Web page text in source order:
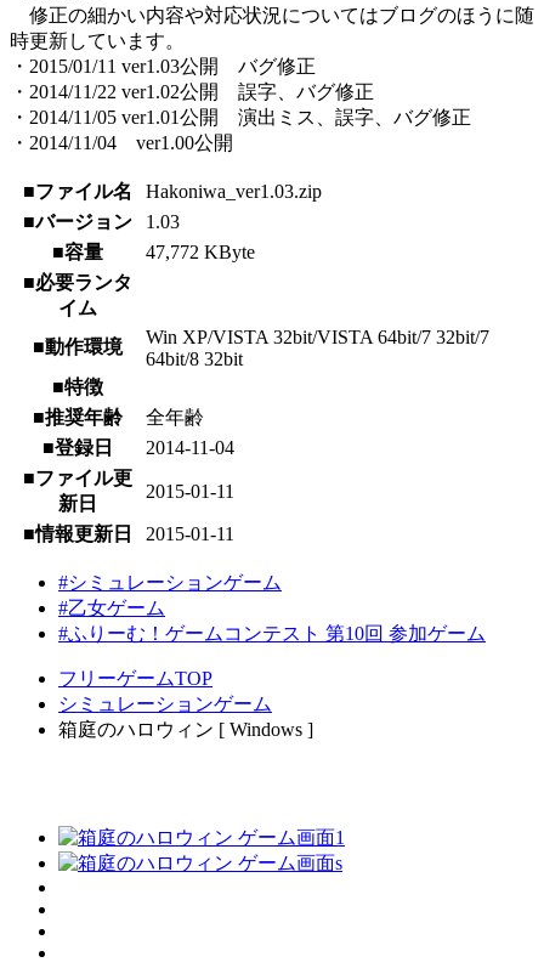
修正の細かい内容や対応状況についてはブログのほうに随
時更新しています。
・2015/01/11 ver1.03公開 バグ修正
・2014/11/22 ver1.02公開 誤字、バグ修正
・2014/11/05 ver1.01公開 演出ミス、誤字、バグ修正
・2014/11/04 ver1.00公開
■ファイル名
Hakoniwa_ver1.03.zip
■バージョン
1.03
■容量
47,772 KByte
■必要ランタ
イム
■動作環境
Win XP/VISTA 32bit/VISTA 64bit/7 32bit/7
64bit/8 32bit
■特徴
■推奨年齢
全年齢
■登録日
2014-11-04
■ファイル更
新日
2015-01-11
■情報更新日 2015-01-11
#シミュレーションゲーム
#乙女ゲーム
#ふりーむ！ゲームコンテスト 第10回 参加ゲーム
フリーゲームTOP
シミュレーションゲーム
箱庭のハロウィン [ Windows ]